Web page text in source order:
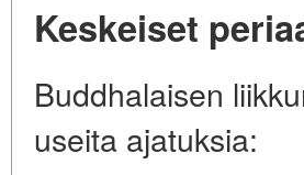
Keskeiset
Buddhalaisen
useita ajatuksia: